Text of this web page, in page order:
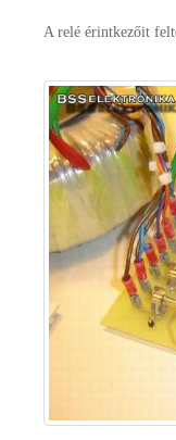
A relé érintkezőit